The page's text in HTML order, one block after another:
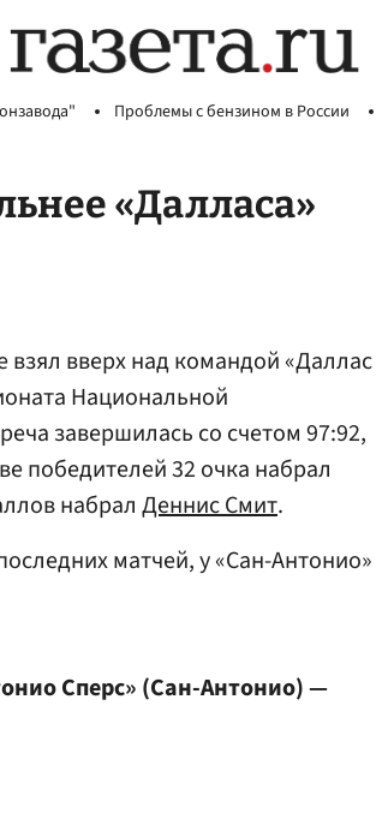
Проблемы с бензином в России
«Далласа»
взял вверх над командой «Даллас
Национальной
завершилась со счетом 97:92,
победителей 32 очка набрал
набрал Деннис Смит.
матчей, у «Сан-Антонио»
Сперс» (Сан-Антонио) —